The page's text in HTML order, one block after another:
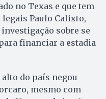
no Texas e que tem
Paulo Calixto,
investigação sobre se
financiar a estadia
do país negou
mesmo com